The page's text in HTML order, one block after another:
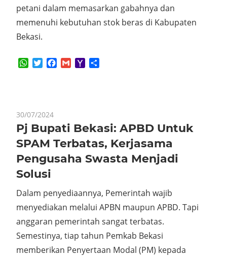
petani dalam memasarkan gabahnya dan
memenuhi kebutuhan stok beras di Kabupaten
Bekasi.
WhatsApp
TwitterFacebook
GmailYahoo
30/07/2024
Pj Bupati Bekasi: APBD Untuk
SPAM Terbatas, Kerjasama
Pengusaha Swasta Menjadi
Solusi
Dalam penyediaannya, Pemerintah wajib
menyediakan melalui APBN maupun APBD. Tapi
anggaran pemerintah sangat terbatas.
Semestinya, tiap tahun Pemkab Bekasi
memberikan Penyertaan Modal (PM) kepada